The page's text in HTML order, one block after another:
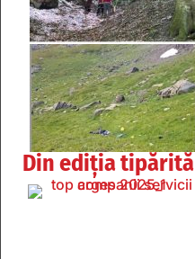
Din ediția tipărită